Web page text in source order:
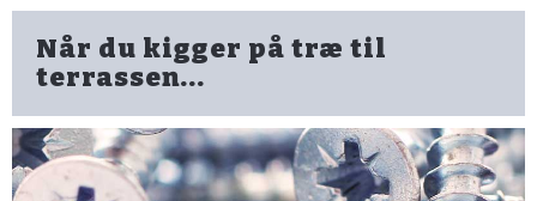
til sølvgrå over tid.
Kræver løbende vedligehold, hvis farve og overflade ønskes
Brunimprægnerede
terrassebrædder
trykimprægnerede
terrassebrædder?
Thermowood terrassebrædder er varmebehandlede uden kemisk
udtryk. Trykimprægnerede terrassebrædder er behandlet med
imprægneringsmidler, der beskytter mod råd og svamp og typisk
giver et lavere prisniveau.
Når du kigger på træ til
terrassen...